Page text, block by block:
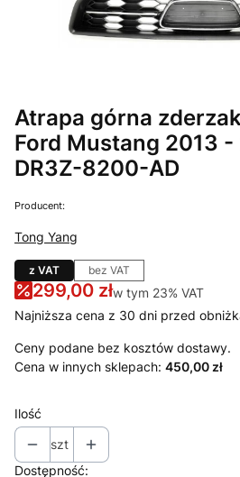
Atrapa górna
Ford Mustang 2013
DR3Z-8200-AD
Producent:
Tong Yang
z VAT bez VAT
299,00 złw tym 23% VAT
w tym 23% VAT
Najniższa cena z 30 dni przed
Ceny podane bez kosztów dostawy.
Cena w innych sklepach: 450,00 zł
Ilość
szt
Dostępność: